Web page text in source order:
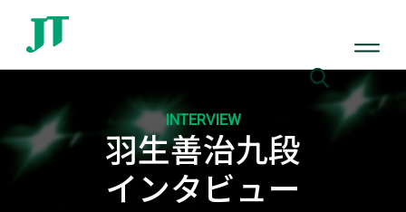
INTERVIEW
羽生善治九段
インタビュー